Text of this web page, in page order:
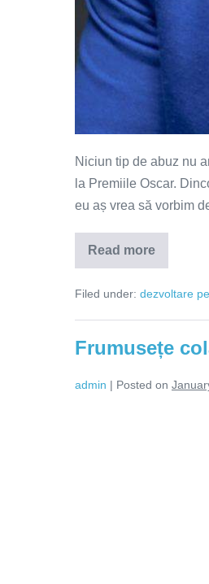
Niciun tip de abuz nu
la Premiile Oscar.
eu aș vrea să vorbim
Read more
Niciun
tip
abuz
are
Filed under: dezvoltare
Frumusețe
admin | Posted on